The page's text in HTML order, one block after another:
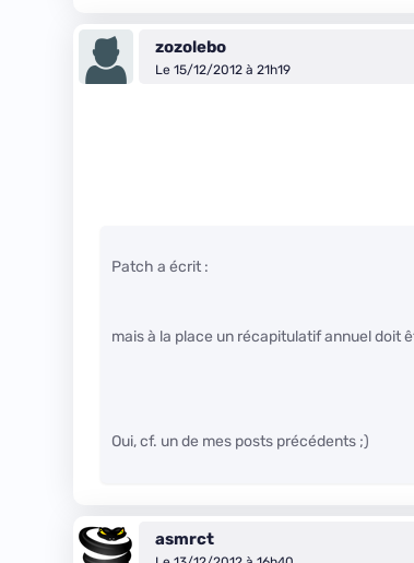
zozolebo
Le 15/12/2012 à 21h19
Patch a écrit :
mais à la place un récapitulatif annuel doit
Oui, cf. un de mes posts précédents ;)
asmrct